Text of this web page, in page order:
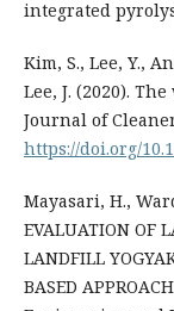
integrated
Kim, S., Lee, Y.,
Lee, J. (2020).
Journal of
https://doi.org/
Mayasari, H.,
EVALUATION OF
LANDFILL
BASED